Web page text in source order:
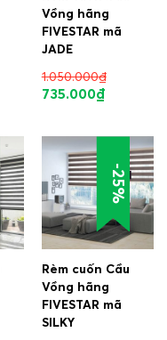
Vồng hãng
FIVESTAR mã
JADE
1.050.000₫
735.000₫
-25%
Rèm cuốn Cầu
Vồng hãng
FIVESTAR mã
SILKY